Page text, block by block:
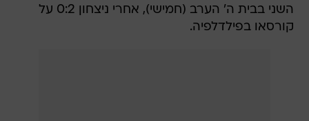
השני בבית ה' הערב (חמישי), אחרי ניצחון 0:2 על
קורסאו בפילדלפיה.